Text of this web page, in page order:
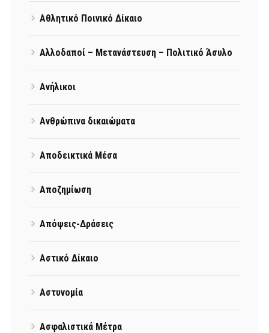
Αθλητικό Ποινικό Δίκαιο
Αλλοδαποί – Μετανάστευση – Πολιτικό Άσυλο
Ανήλικοι
Ανθρώπινα δικαιώματα
Αποδεικτικά Μέσα
Αποζημίωση
Απόψεις-Δράσεις
Αστικό Δίκαιο
Αστυνομία
Ασφαλιστικά Μέτρα